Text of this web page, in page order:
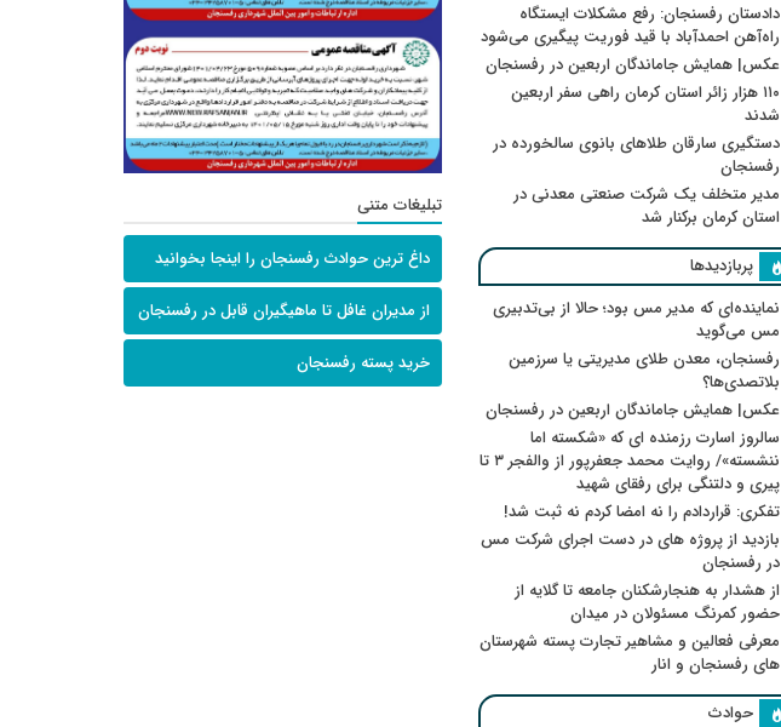
دادستان رفسنجان: رفع مشکلات ایستگاه
راه‌آهن احمدآباد با قید فوریت پیگیری می‌شود
عکس| همایش جاماندگان اربعین در رفسنجان
۱۱۰ هزار زائر استان کرمان راهی سفر اربعین
شدند
دستگیری سارقان طلاهای بانوی سالخورده در
رفسنجان
مدیر متخلف یک شرکت صنعتی معدنی در
استان کرمان برکنار شد
پربازدیدها
نماینده‌ای که مدیر مس بود؛ حالا از بی‌تدبیری
مس می‌گوید
رفسنجان، معدن طلای مدیریتی یا سرزمین
بلاتصدی‌ها؟
عکس| همایش جاماندگان اربعین در رفسنجان
سالروز اسارت رزمنده ای که «شکسته اما
ننشسته»/ روایت محمد جعفرپور از والفجر ۳ تا
پیری و دلتنگی برای رفقای شهید
تفکری: قراردادم را نه امضا کردم نه ثبت شد!
بازدید از پروژه های در دست اجرای شرکت مس
در رفسنجان
از هشدار به هنجارشکنان جامعه تا گلایه از
حضور کمرنگ مسئولان در میدان
معرفی فعالین و مشاهیر تجارت پسته شهرستان
های رفسنجان و انار
حوادث
تبلیغات متنی
داغ ترین حوادث رفسنجان را اینجا بخوانید
از مدیران غافل تا ماهیگیران قابل در رفسنجان
خرید پسته رفسنجان